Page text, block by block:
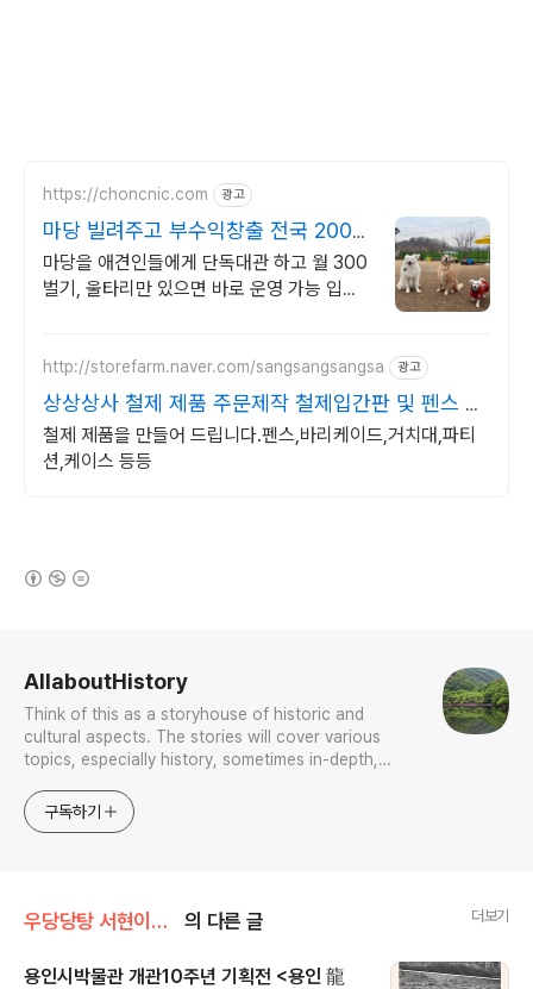
https://choncnic.com 광고
마당 빌려주고 부수익창출 전국 200개
애견마당 보기
마당을 애견인들에게 단독대관 하고 월 300
벌기, 울타리만 있으면 바로 운영 가능 입점
http://storefarm.naver.com/sangsangsangsa 광고
상상상사 철제 제품 주문제작 철제입간판 및 펜스 맞
춤제작
철제 제품을 만들어 드립니다.펜스,바리케이드,거치대,파티
션,케이스 등등
AllaboutHistory
Think of this as a storyhouse of historic and
cultural aspects. The stories will cover various
topics, especially history, sometimes in-depth,
approach will be to resist any common sense or
generalized viewpoint
구독하기
우당당탕 서현이의 문화유산 답사기 의 다른 글 더보기
용인시박물관 개관10주년 기획전 <용인 龍